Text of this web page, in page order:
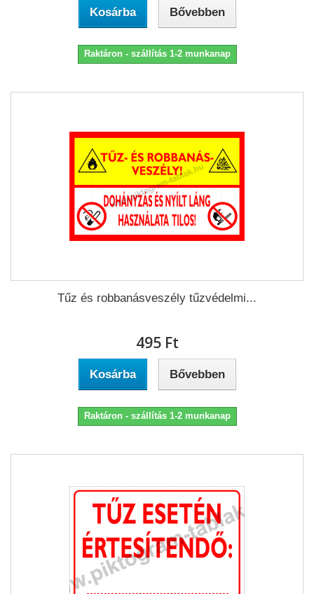
Kosárba Bővebben
Raktáron - szállítás 1-2 munkanap
Tűz és robbanásveszély tűzvédelmi...
495 Ft‎
Kosárba Bővebben
Raktáron - szállítás 1-2 munkanap